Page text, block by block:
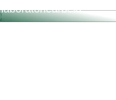
laboratoriearbeid